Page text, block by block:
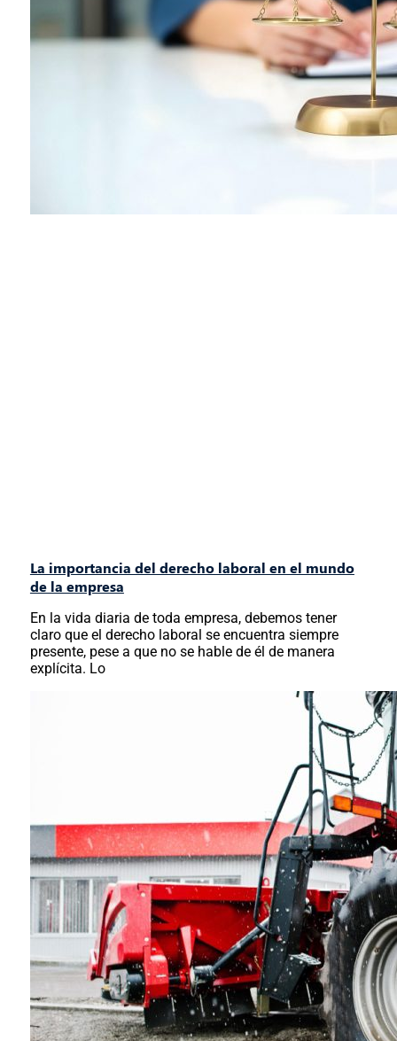
La importancia del derecho laboral en el mundo
de la empresa
En la vida diaria de toda empresa, debemos tener
claro que el derecho laboral se encuentra siempre
presente, pese a que no se hable de él de manera
explícita. Lo